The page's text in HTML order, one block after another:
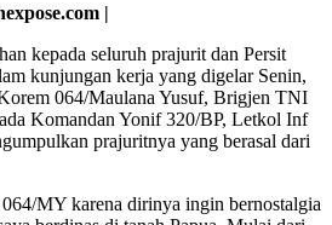
|
kepada seluruh prajurit dan Persit
kunjungan kerja yang digelar Senin,
064/Maulana Yusuf, Brigjen TNI
Komandan Yonif 320/BP, Letkol Inf
prajuritnya yang berasal dari
MY karena dirinya ingin bernostalgia